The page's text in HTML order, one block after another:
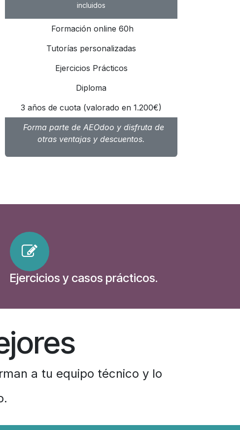
incluidos
Formación online 60h
Tutorías personalizadas
Ejercicios Prácticos
Diploma
3 años de cuota (valorado en 1.200€)
Forma parte de AEOdoo y disfruta de
otras ventajas y descuentos.
Ejercicios y casos prácticos.
a tu equipo técnico y lo